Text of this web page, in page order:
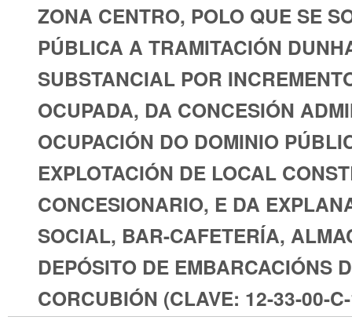
ZONA CENTRO, POLO QUE SE
PÚBLICA A TRAMITACIÓN
SUBSTANCIAL POR
OCUPADA, DA CONCESIÓN
OCUPACIÓN DO DOMINIO
EXPLOTACIÓN DE LOCAL
CONCESIONARIO, E DA
SOCIAL, BAR-CAFETERÍA,
DEPÓSITO DE EMBARCACIÓNS
CORCUBIÓN (CLAVE: 12-33-00-